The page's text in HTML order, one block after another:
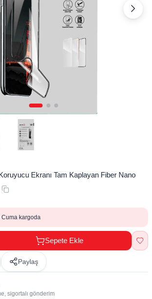
Ekranı Tam Kaplayan Fiber Nano
Cuma kargoda
Sepete Ekle
Paylaş
sigortalı gönderim